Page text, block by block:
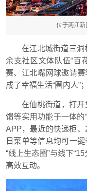
位于两江新
在江北城街道三
余支社区文体队伍“百
赛、江北嘴网球邀请
成了幸福生活“圈内人”；
在仙桃街道，打
馈等实用功能于一体的
APP，最近的快递柜
日菜单等信息均可一
“线上生态圈”与线下
高效互动。